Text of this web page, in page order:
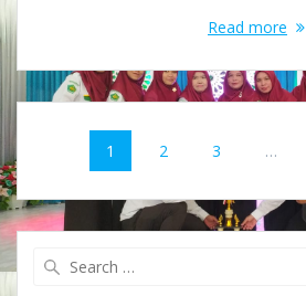
Read more
Posts
navigation
Page
1 Page
2 Page
3 …